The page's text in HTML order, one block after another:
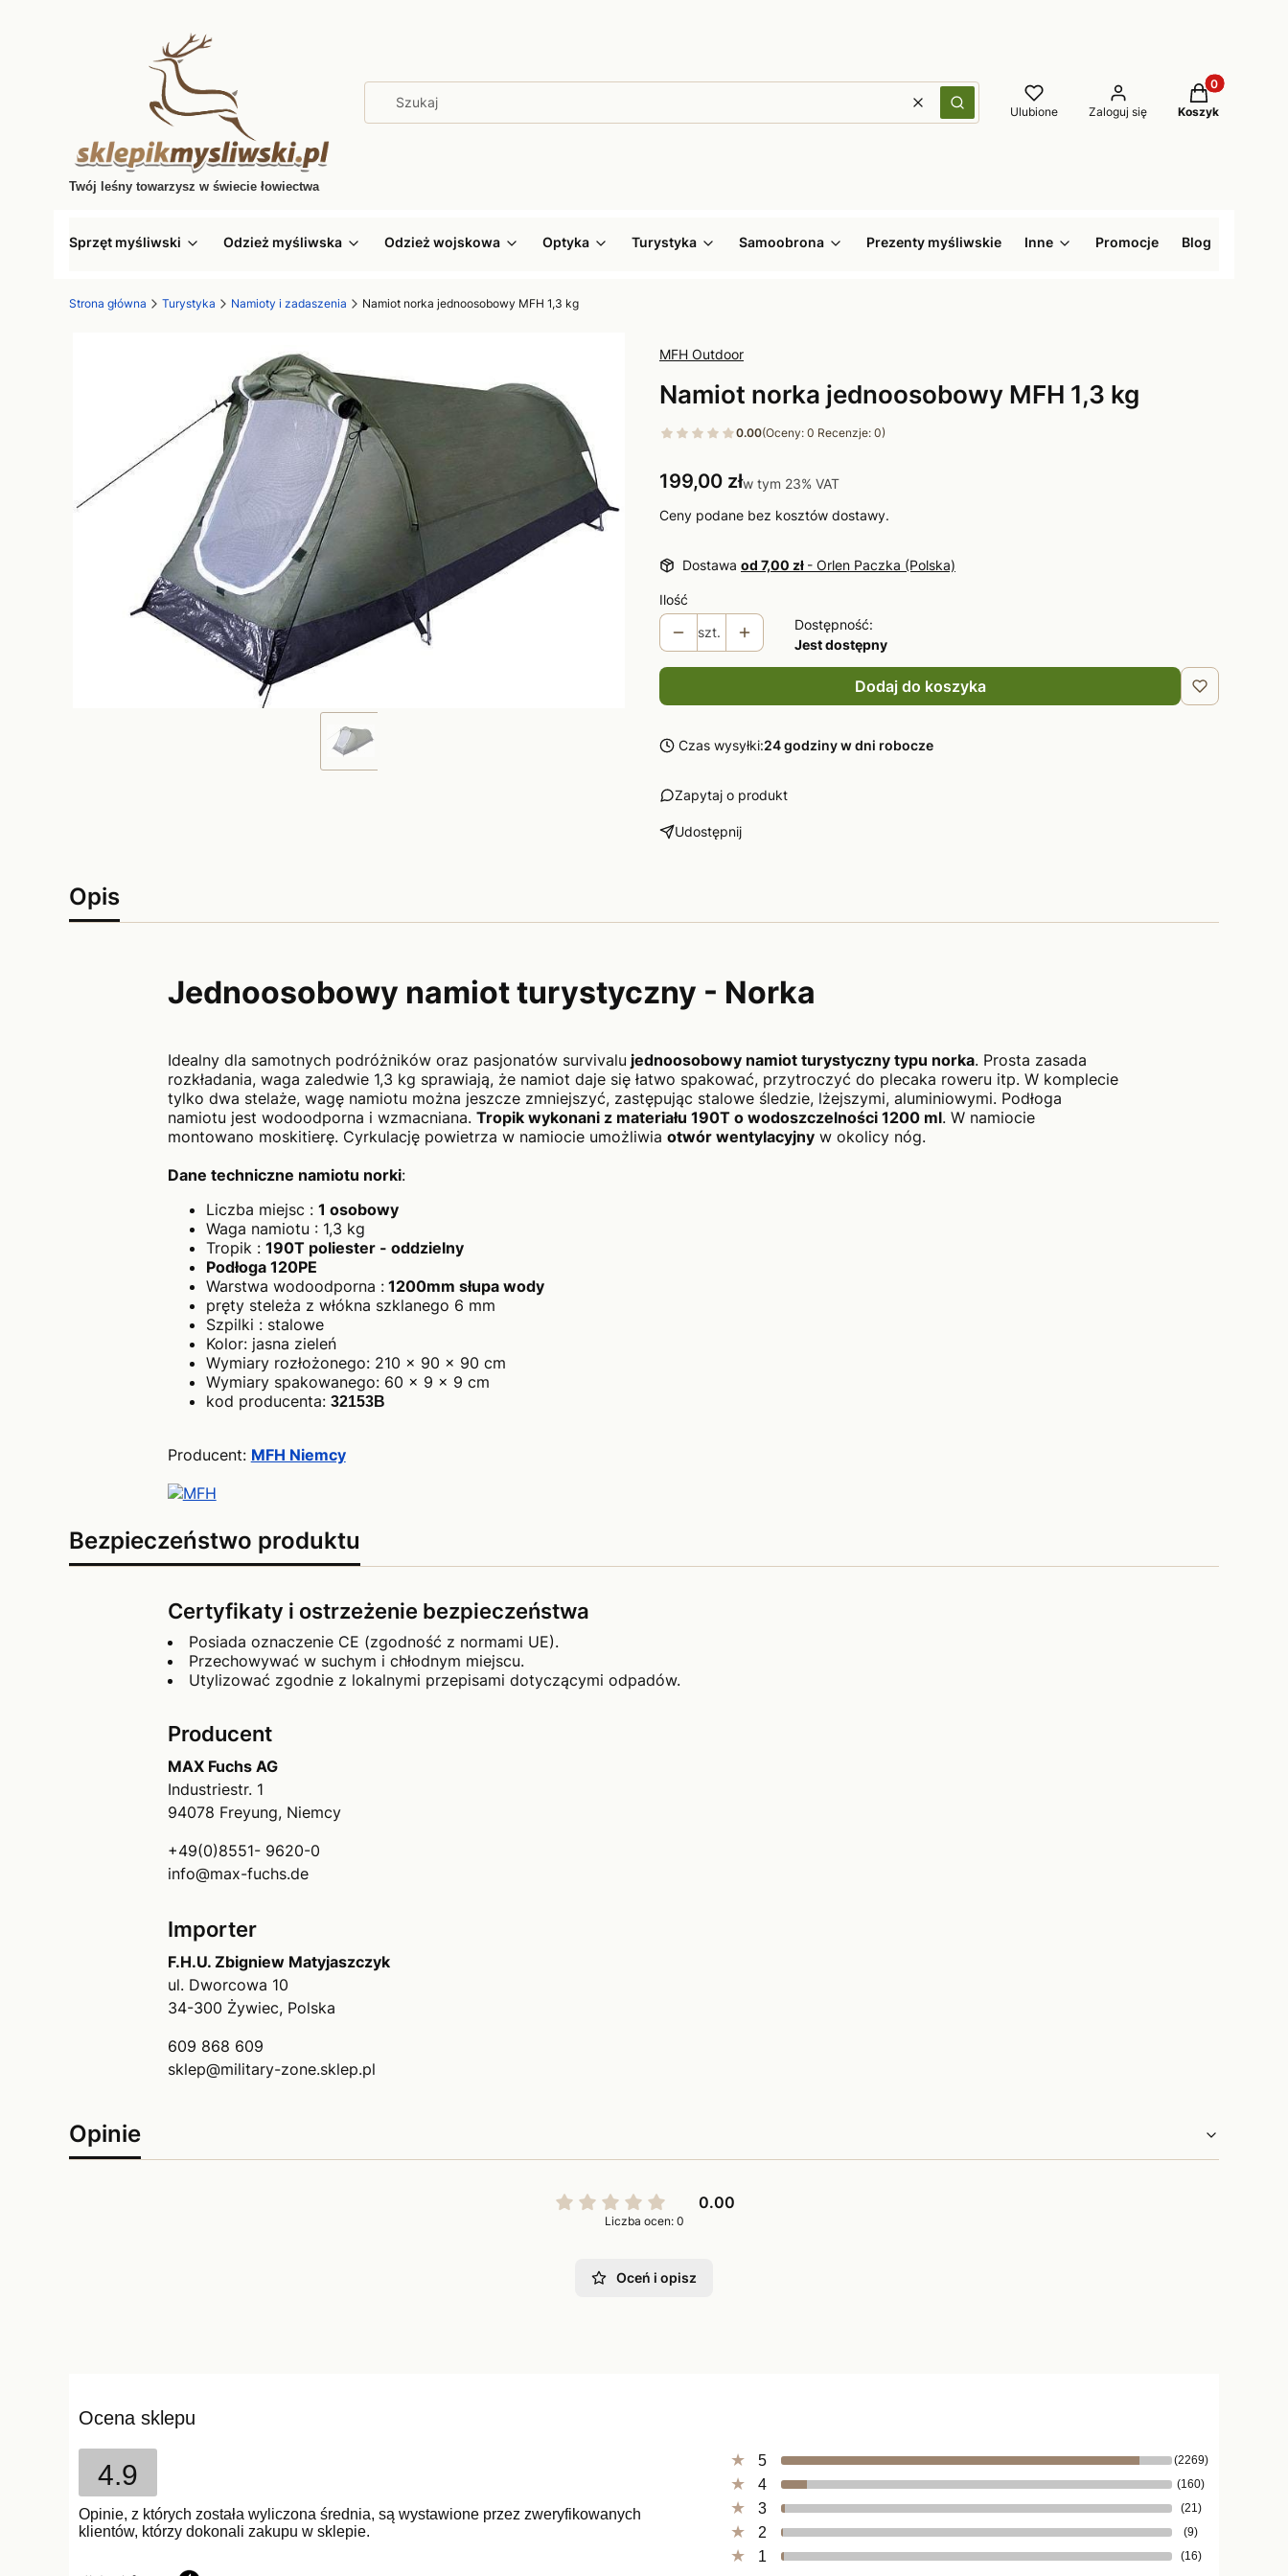
WyczyśćSzukaj Ulubione Zaloguj się
Produkty w
Koszyk
Twój leśny towarzysz w świecie łowiectwa
Sprzęt myśliwski Odzież myśliwska Odzież wojskowa Optyka Turystyka Samoobrona Prezenty myśliwskie Inne Promocje Blog
Strona główna Turystyka Namioty i zadaszenia Namiot norka jednoosobowy MFH 1,3 kg
MFH Outdoor
Namiot norka jednoosobowy MFH 1,3 kg
0.00(Oceny: 0 Recenzje: 0)
Cena
199,00 złw tym 23% VAT
w tym 23% VAT
Ceny podane bez kosztów dostawy.
Dostawa od 7,00 zł - Orlen Paczka (Polska)
Ilość
szt.
Dostępność:
Jest dostępny
Dodaj do koszyka
Czas wysyłki:24 godziny w dni robocze
Zapytaj o produkt
Udostępnij
Opis
Jednoosobowy namiot turystyczny - Norka
Idealny dla samotnych podróżników oraz pasjonatów survivalu jednoosobowy namiot turystyczny typu norka. Prosta zasada
rozkładania, waga zaledwie 1,3 kg sprawiają, że namiot daje się łatwo spakować, przytroczyć do plecaka roweru itp. W komplecie
tylko dwa stelaże, wagę namiotu można jeszcze zmniejszyć, zastępując stalowe śledzie, lżejszymi, aluminiowymi. Podłoga
namiotu jest wodoodporna i wzmacniana. Tropik wykonani z materiału 190T o wodoszczelności 1200 ml. W namiocie
montowano moskitierę. Cyrkulację powietrza w namiocie umożliwia otwór wentylacyjnyw okolicy nóg.
Dane techniczne namiotu norki:
Liczba miejsc : 1 osobowy
Waga namiotu : 1,3 kg
Tropik : 190T poliester - oddzielny
Podłoga 120PE
Warstwa wodoodporna :1200mm słupa wody
pręty steleża z włókna szklanego 6 mm
Szpilki : stalowe
Kolor: jasna zieleń
Wymiary rozłożonego: 210 x 90 x 90 cm
Wymiary spakowanego: 60 x 9 x 9 cm
kod producenta: 32153B
Producent: MFH Niemcy
Bezpieczeństwo produktu
Certyfikaty i ostrzeżenie bezpieczeństwa
Posiada oznaczenie CE (zgodność z normami UE).
Przechowywać w suchym i chłodnym miejscu.
Utylizować zgodnie z lokalnymi przepisami dotyczącymi odpadów.
Producent
MAX Fuchs AG
Industriestr. 1
94078 Freyung, Niemcy
+49(0)8551- 9620-0
info@max-fuchs.de
Importer
F.H.U. Zbigniew Matyjaszczyk
ul. Dworcowa 10
34-300 Żywiec, Polska
609 868 609
sklep@military-zone.sklep.pl
Opinie
0.00
Liczba ocen: 0
Oceń i opisz
Ocena sklepu
4.9
Opinie, z których została wyliczona średnia, są wystawione przez zweryfikowanych
klientów, którzy dokonali zakupu w sklepie.
5 (2269)
4 (160)
3 (21)
2 (9)
1 (16)